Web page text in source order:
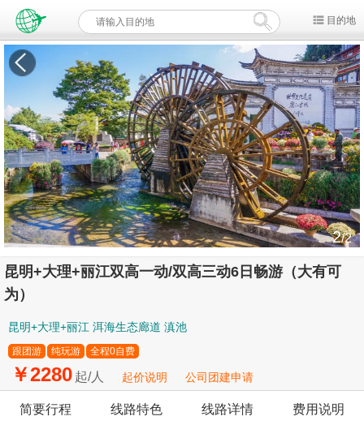
目的地
2/2
昆明+大理+丽江双高一动/双高三动6日畅游（大有可
为）
昆明+大理+丽江 洱海生态廊道 滇池
跟团游 纯玩游 全程0自费
￥2280 起/人 起价说明 公司团建申请
简要行程 线路特色 线路详情 费用说明